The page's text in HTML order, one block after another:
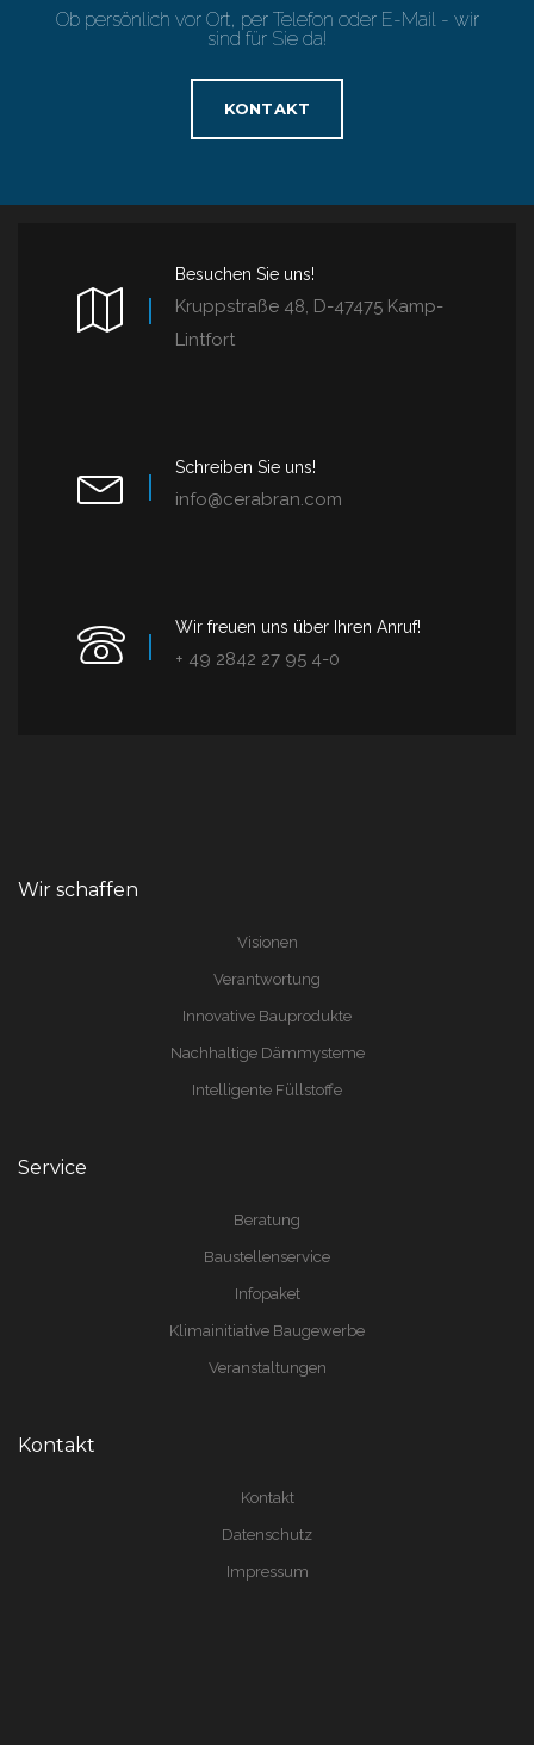
Ob persönlich vor Ort, per Telefon oder E-Mail - wir
sind für Sie da!
KONTAKT
Besuchen Sie uns!
Kruppstraße 48, D-47475 Kamp-
Lintfort
Schreiben Sie uns!
info@cerabran.com
Wir freuen uns über Ihren Anruf!
+ 49 2842 27 95 4-0
Wir schaffen
Visionen
Verantwortung
Innovative Bauprodukte
Nachhaltige Dämmysteme
Intelligente Füllstoffe
Service
Beratung
Baustellenservice
Infopaket
Klimainitiative Baugewerbe
Veranstaltungen
Kontakt
Kontakt
Datenschutz
Impressum